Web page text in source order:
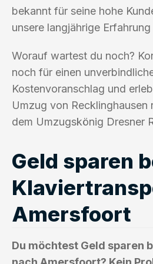
bekannt für seine hohe
unsere langjährige
Worauf wartest du noch?
noch für einen
Kostenvoranschlag und
Umzug von
dem Umzugskönig Dresner
Geld sparen
Amersfoort
Du möchtest Geld sparen